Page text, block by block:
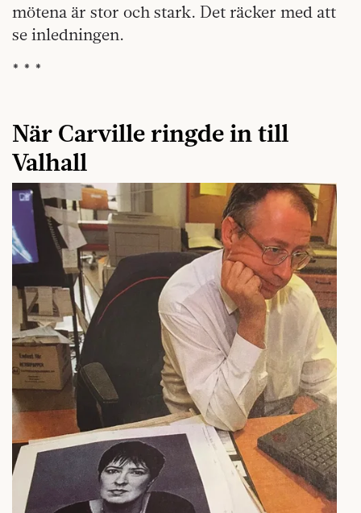
mötena är stor och stark. Det räcker med att
se inledningen.
* * *
När Carville ringde in till
Valhall